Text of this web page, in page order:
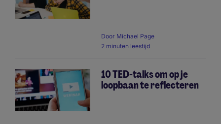
Door Michael Page
2 minuten leestijd
10 TED-talks om op je
loopbaan te reflecteren